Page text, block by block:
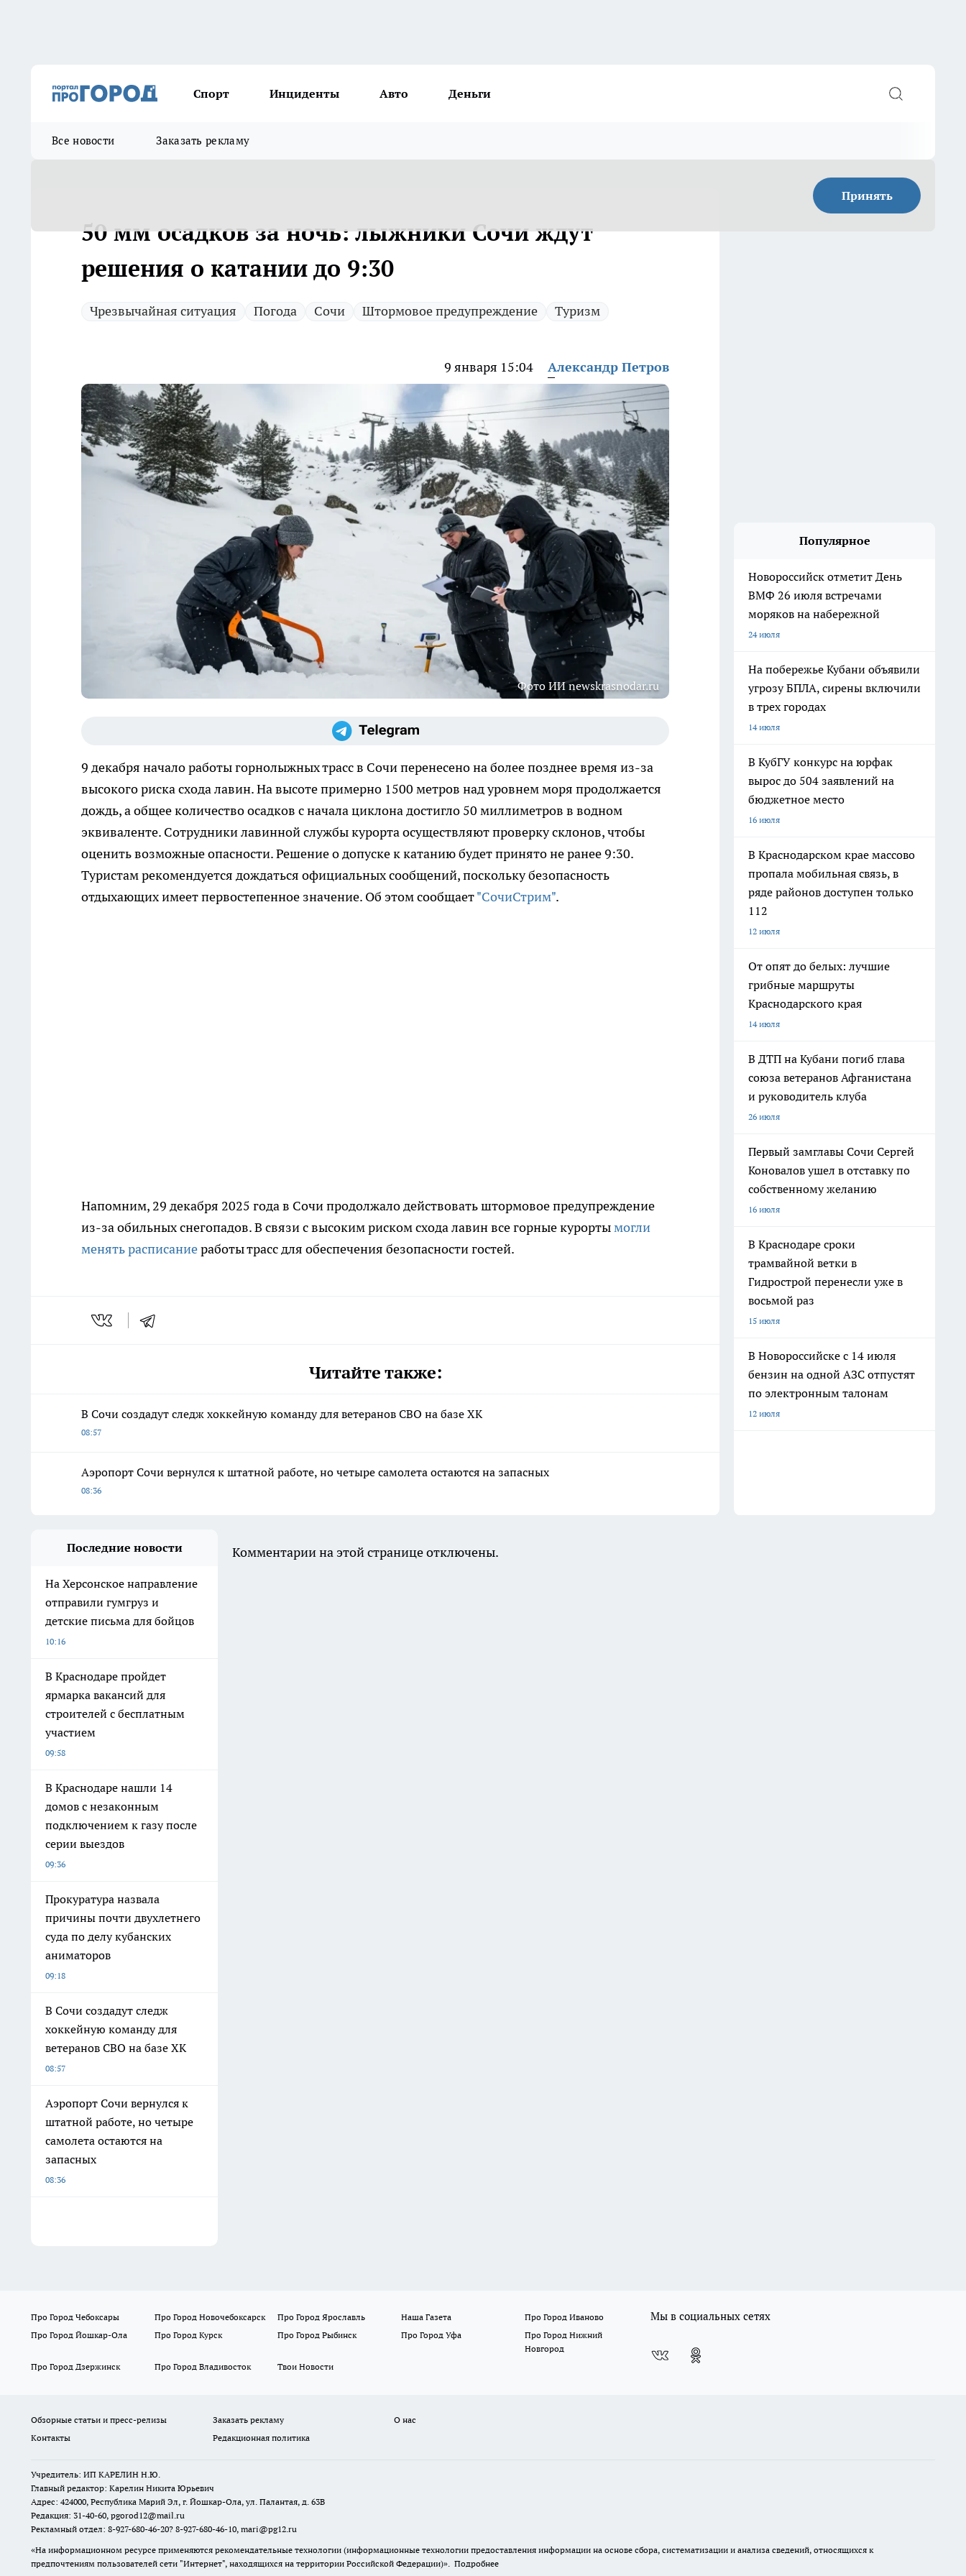
Спорт Инциденты Авто Деньги
Все новости Заказать рекламу
Принять
50 мм осадков за ночь: лыжники Сочи ждут
решения о катании до 9:30
Чрезвычайная ситуация Погода Сочи Штормовое предупреждение Туризм
9 января 15:04 Александр Петров
Фото ИИ newskrasnodar.ru
9 декабря начало работы горнолыжных трасс в Сочи перенесено на более позднее время из-за
высокого риска схода лавин. На высоте примерно 1500 метров над уровнем моря продолжается
дождь, а общее количество осадков с начала циклона достигло 50 миллиметров в водном
эквиваленте. Сотрудники лавинной службы курорта осуществляют проверку склонов, чтобы
оценить возможные опасности. Решение о допуске к катанию будет принято не ранее 9:30.
Туристам рекомендуется дождаться официальных сообщений, поскольку безопасность
отдыхающих имеет первостепенное значение. Об этом сообщает"СочиСтрим".
Напомним, 29 декабря 2025 года в Сочи продолжало действовать штормовое предупреждение
из-за обильных снегопадов. В связи с высоким риском схода лавин все горные курортымогли
менять расписаниеработы трасс для обеспечения безопасности гостей.
Читайте также:
В Сочи создадут следж хоккейную команду для ветеранов СВО на базе ХК
08:57
Аэропорт Сочи вернулся к штатной работе, но четыре самолета остаются на запасных
08:36
Популярное
Новороссийск отметит День
ВМФ 26 июля встречами
моряков на набережной
24 июля
На побережье Кубани объявили
угрозу БПЛА, сирены включили
в трех городах
14 июля
В КубГУ конкурс на юрфак
вырос до 504 заявлений на
бюджетное место
16 июля
В Краснодарском крае массово
пропала мобильная связь, в
ряде районов доступен только
112
12 июля
От опят до белых: лучшие
грибные маршруты
Краснодарского края
14 июля
В ДТП на Кубани погиб глава
союза ветеранов Афганистана
и руководитель клуба
26 июля
Первый замглавы Сочи Сергей
Коновалов ушел в отставку по
собственному желанию
16 июля
В Краснодаре сроки
трамвайной ветки в
Гидрострой перенесли уже в
восьмой раз
15 июля
В Новороссийске с 14 июля
бензин на одной АЗС отпустят
по электронным талонам
12 июля
Последние новости
На Херсонское направление
отправили гумгруз и
детские письма для бойцов
10:16
В Краснодаре пройдет
ярмарка вакансий для
строителей с бесплатным
участием
09:58
В Краснодаре нашли 14
домов с незаконным
подключением к газу после
серии выездов
09:36
Прокуратура назвала
причины почти двухлетнего
суда по делу кубанских
аниматоров
09:18
В Сочи создадут следж
хоккейную команду для
ветеранов СВО на базе ХК
08:57
Аэропорт Сочи вернулся к
штатной работе, но четыре
самолета остаются на
запасных
08:36
Комментарии на этой странице отключены.
Про Город Чебоксары Про Город Новочебоксарск Про Город Ярославль Наша Газета
Про Город Иваново
Про Город Йошкар-Ола
Про Город Курск Про Город Рыбинск Про Город Уфа
Про Город Нижний
Новгород
Про Город Дзержинск
Про Город Владивосток Твои Новости
Мы в социальных сетях
Обзорные статьи и пресс-релизы Заказать рекламу
О нас
Контакты
Редакционная политика
Учредитель: ИП КАРЕЛИН Н.Ю.
Главный редактор: Карелин Никита Юрьевич
Адрес: 424000, Республика Марий Эл, г. Йошкар-Ола, ул. Палантая, д. 63В
Редакция: 31-40-60, pgorod12@mail.ru
Рекламный отдел: 8-927-680-46-20? 8-927-680-46-10, mari@pg12.ru
«На информационном ресурсе применяются рекомендательные технологии (информационные технологии предоставления информации на основе сбора, систематизации и анализа сведений, относящихся к
предпочтениям пользователей сети "Интернет", находящихся на территории Российской Федерации)». Подробнее